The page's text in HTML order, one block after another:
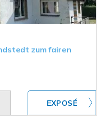
zum fairen